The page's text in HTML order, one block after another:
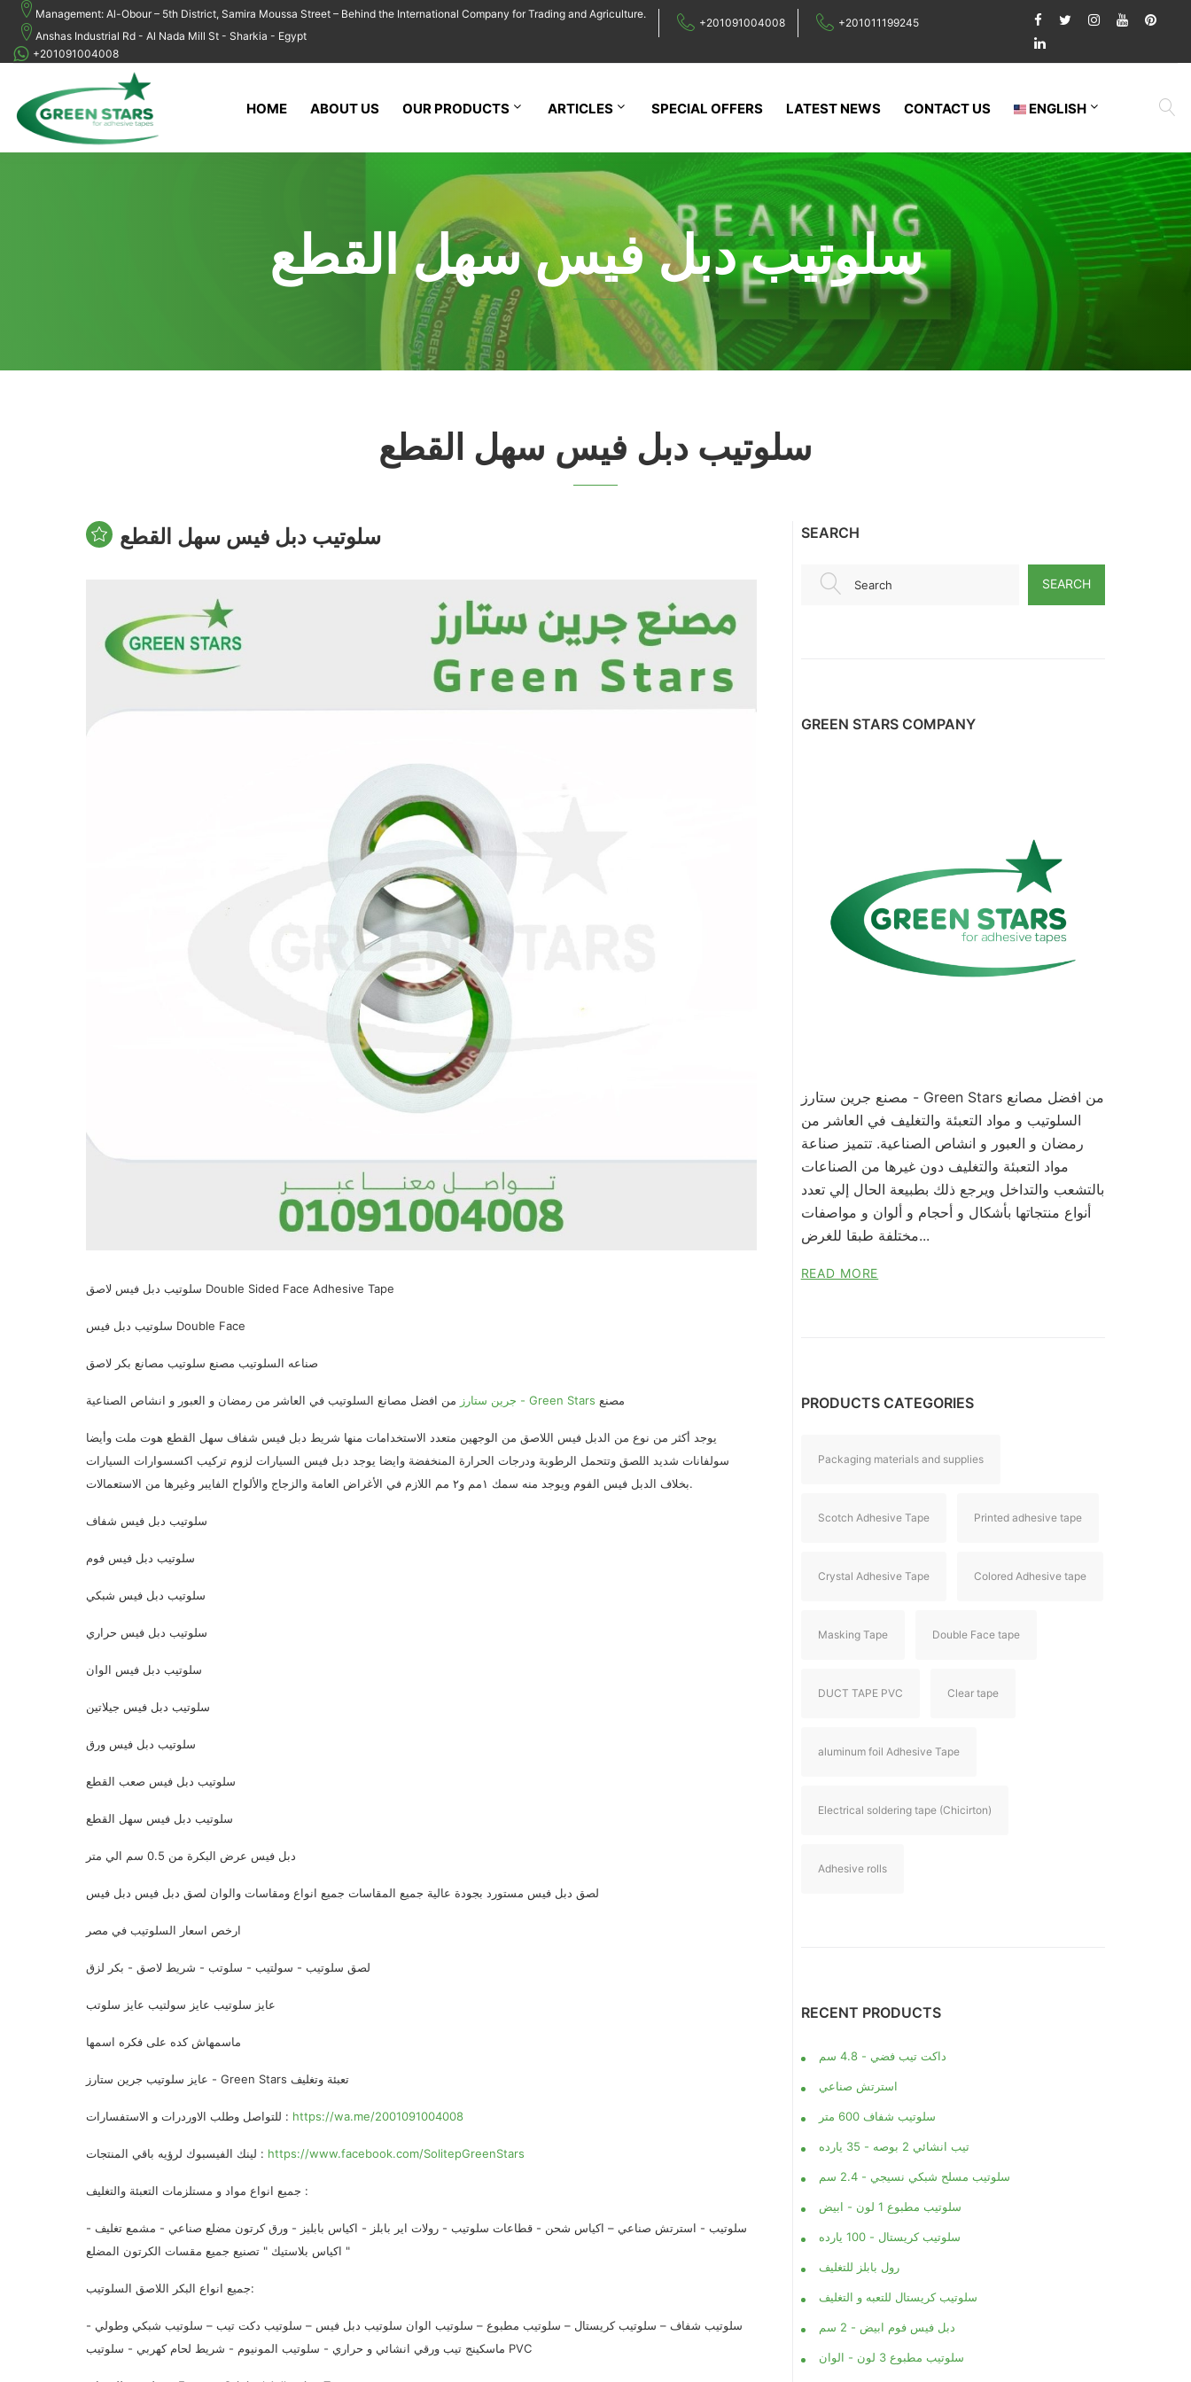
Management: Al-Obour – 5th District, Samira Moussa Street – Behind the International Company for Trading and Agriculture.
Anshas Industrial Rd - Al Nada Mill St - Sharkia - Egypt
+201091004008 +201011199245
+201091004008
HOME ABOUT US OUR PRODUCTS ARTICLES SPECIAL OFFERS LATEST NEWS CONTACT US ENGLISH
سلوتيب دبل فيس سهل القطع
سلوتيب دبل فيس سهل القطع
سلوتيب دبل فيس سهل القطع
سلوتيب دبل فيس لاصق Double Sided Face Adhesive Tape
صناعه السلوتيب مصنع سلوتيب مصانع بكر لاصق
مصنع جرين ستارز - Green Stars من افضل مصانع السلوتيب في العاشر من رمضان و العبور و انشاص الصناعية
يوجد أكثر من نوع من الدبل فيس اللاصق من الوجهين متعدد الاستخدامات منها شريط دبل فيس شفاف سهل القطع هوت ملت وأيضا
سولفانات شديد اللصق وتتحمل الرطوبة ودرجات الحرارة المنخفضة وايضا يوجد دبل فيس السيارات لزوم تركيب اكسسوارات السيارات
بخلاف الدبل فيس الفوم ويوجد منه سمك ١مم و٢ مم اللازم في الأغراض العامة والزجاج والألواح الفايبر وغيرها من الاستعمالات.
سلوتيب دبل فيس شفاف
سلوتيب دبل فيس فوم
سلوتيب دبل فيس شبكي
سلوتيب دبل فيس حراري
سلوتيب دبل فيس الوان
سلوتيب دبل فيس جيلاتين
سلوتيب دبل فيس ورق
سلوتيب دبل فيس صعب القطع
سلوتيب دبل فيس سهل القطع
دبل فيس عرض البكرة من 0.5 سم الي متر
لصق دبل فيس مستورد بجودة عالية جميع المقاسات جميع انواع ومقاسات والوان لصق دبل فيس دبل فيس
ارخص اسعار السلوتيب في مصر
لصق سلوتيب - سولتيب - سلوتب - شريط لاصق - بكر لزق
عايز سلوتيب عايز سولتيب عايز سلوتب
ماسمهاش كده على فكره اسمها
عايز سلوتيب جرين ستارز - Green Stars تعبئة وتغليف
للتواصل وطلب الاوردرات و الاستفسارات : https://wa.me/2001091004008
لينك الفيسبوك لرؤيه باقي المنتجات : https://www.facebook.com/SolitepGreenStars
جميع انواع مواد و مستلزمات التعبئة والتغليف :
سلوتيب - استرتش صناعي – اكياس شحن - قطاعات سلوتيب - رولات اير بابلز - اكياس بابليز - ورق كرتون مضلع صناعي - مشمع تغليف -
اكياس بلاستيك " تصنيع جميع مقسات الكرتون المضلع "
جميع انواع البكر اللاصق السلوتيب:
سلوتيب شفاف – سلوتيب كريستال – سلوتيب مطبوع – سلوتيب الوان سلوتيب دبل فيس – سلوتيب دكت تيب – سلوتيب شبكي وطولي -
ماسكينج تيب ورقي انشائي و حراري - سلوتيب المونيوم - شريط لحام كهربي - سلوتيب PVC
SEARCH
Search SEARCH
GREEN STARS COMPANY
مصنع جرين ستارز - Green Stars من افضل مصانع
السلوتيب و مواد التعبئة والتغليف في العاشر من
رمضان و العبور و انشاص الصناعية. تتميز صناعة
مواد التعبئة والتغليف دون غيرها من الصناعات
بالتشعب والتداخل ويرجع ذلك بطبيعة الحال إلي تعدد
أنواع منتجاتها بأشكال و أحجام و ألوان و مواصفات
مختلفة طبقا للغرض...
READ MORE
PRODUCTS CATEGORIES
Packaging materials and supplies
Scotch Adhesive Tape Printed adhesive tape
Crystal Adhesive Tape Colored Adhesive tape
Masking Tape Double Face tape
DUCT TAPE PVC Clear tape
aluminum foil Adhesive Tape
Electrical soldering tape (Chicirton)
Adhesive rolls
RECENT PRODUCTS
داكت تيب فضي - 4.8 سم
استرتش صناعي
سلوتيب شفاف 600 متر
تيب انشائي 2 بوصه - 35 يارده
سلوتيب مسلح شبكي نسيجي - 2.4 سم
سلوتيب مطبوع 1 لون - ابيض
سلوتيب كريستال - 100 يارده
رول بابلز للتغليف
سلوتيب كريستال للتعبه و التغليف
دبل فيس فوم ابيض - 2 سم
سلوتيب مطبوع 3 لون - الوان